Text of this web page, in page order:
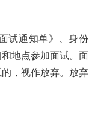
试通知单》、身份
地点参加面试。面
，视作放弃。放弃